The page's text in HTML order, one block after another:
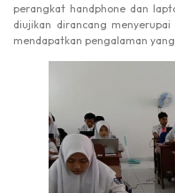
perangkat handphone dan
diujikan dirancang
mendapatkan pengalaman